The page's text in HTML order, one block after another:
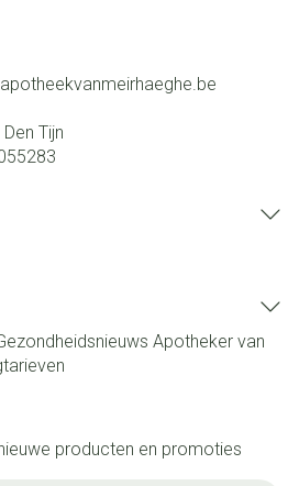
apotheekvanmeirhaeghe.be
Den Tijn
Apotheker van
producten en promoties